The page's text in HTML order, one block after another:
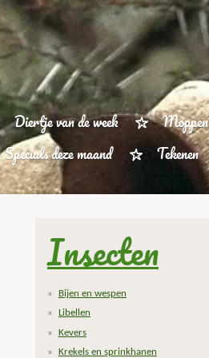
Diertje van de week
Moppen
Specials deze maand Tekenen
Insecten
Bijen en wespen
Libellen
Kevers
Krekels en sprinkhanen